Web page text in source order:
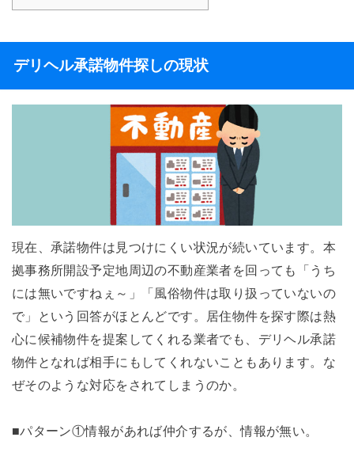
デリヘル承諾物件探しの現状
現在、承諾物件は見つけにくい状況が続いています。本
拠事務所開設予定地周辺の不動産業者を回っても「うち
には無いですねぇ～」「風俗物件は取り扱っていないの
で」という回答がほとんどです。居住物件を探す際は熱
心に候補物件を提案してくれる業者でも、デリヘル承諾
物件となれば相手にもしてくれないこともあります。な
ぜそのような対応をされてしまうのか。
■パターン①情報があれば仲介するが、情報が無い。